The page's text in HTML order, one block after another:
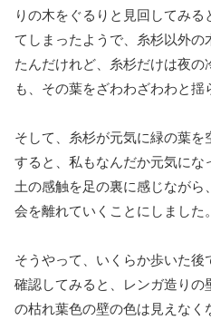
りの木をぐるりと見回してみ
てしまったようで、糸杉以外の
たんだけれど、糸杉だけは夜の
も、その葉をざわわざわわと揺
そして、糸杉が元気に緑の葉
すると、私もなんだか元気にな
土の感触を足の裏に感じなが
会を離れていくことにしました。
そうやって、いくらか歩いた後
確認してみると、レンガ造りの
の枯れ葉色の壁の色は見えな